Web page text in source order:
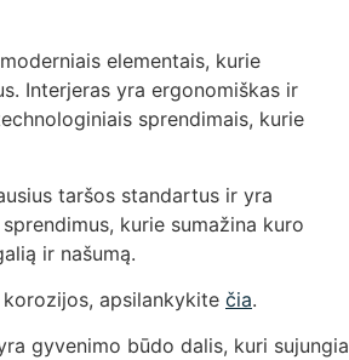
elementais, kurie
Interjeras yra ergonomiškas ir
sprendimais, kurie
taršos standartus ir yra
kurie sumažina kuro
ir našumą.
apsilankykite čia.
gyvenimo būdo dalis, kuri sujungia